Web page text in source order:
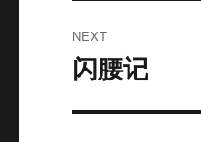
NEXT
Next
post:
闪腰记